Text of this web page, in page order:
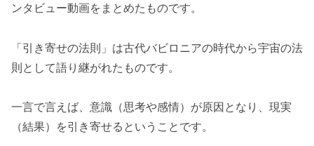
ンタビュー動画をまとめたものです。
「引き寄せの法則」は古代バビロニアの時代から宇宙の法
則として語り継がれたものです。
一言で言えば、意識（思考や感情）が原因となり、現実
（結果）を引き寄せるということです。